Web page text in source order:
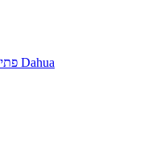
פתיחת קריאת שירות מצלמות Dahua